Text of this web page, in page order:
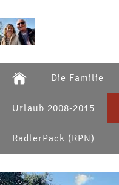
Die Familie
Urlaub 2008-2015
RadlerPack (RPN)